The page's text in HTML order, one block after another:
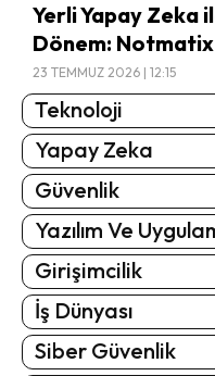
Yerli Yapay Zeka
Dönem:
23 TEMMUZ 2026 | 12:15
Teknoloji
Yapay Zeka
Güvenlik
Yazılım Ve
Girişimcilik
İş Dünyası
Siber Güvenlik